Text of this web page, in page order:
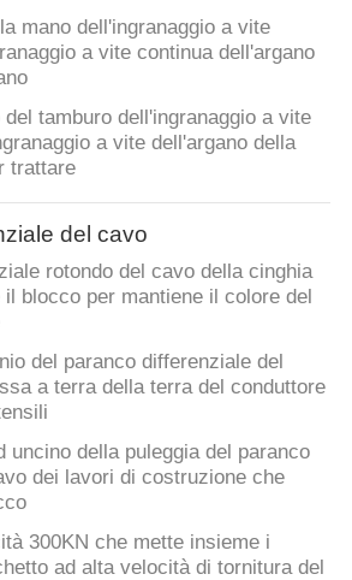
mano dell'ingranaggio a vite
a vite continua dell'argano
tamburo dell'ingranaggio a vite
a vite dell'argano della
trattare
del cavo
rotondo del cavo della cinghia
blocco per mantiene il colore del
del paranco differenziale del
a terra della terra del conduttore
uncino della puleggia del paranco
dei lavori di costruzione che
300KN che mette insieme i
ad alta velocità di tornitura del